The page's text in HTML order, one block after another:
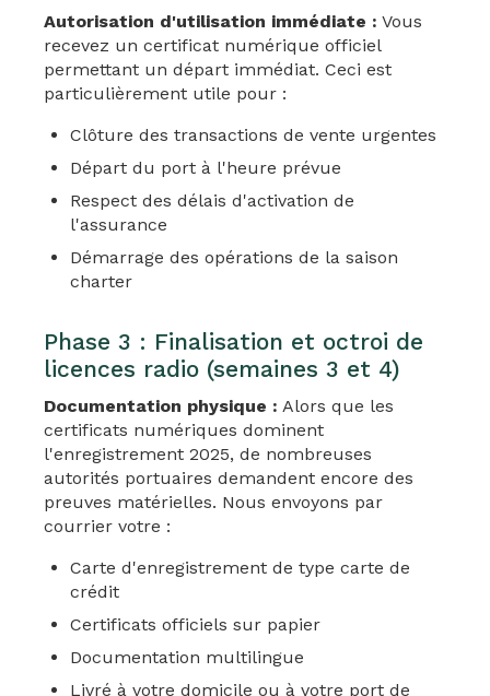
Autorisation d'utilisation immédiate : Vous
recevez un certificat numérique officiel
permettant un départ immédiat. Ceci est
particulièrement utile pour :
Clôture des transactions de vente urgentes
Départ du port à l'heure prévue
Respect des délais d'activation de
l'assurance
Démarrage des opérations de la saison
charter
Phase 3 : Finalisation et octroi de
licences radio (semaines 3 et 4)
Documentation physique : Alors que les
certificats numériques dominent
l'enregistrement 2025, de nombreuses
autorités portuaires demandent encore des
preuves matérielles. Nous envoyons par
courrier votre :
Carte d'enregistrement de type carte de
crédit
Certificats officiels sur papier
Documentation multilingue
Livré à votre domicile ou à votre port de